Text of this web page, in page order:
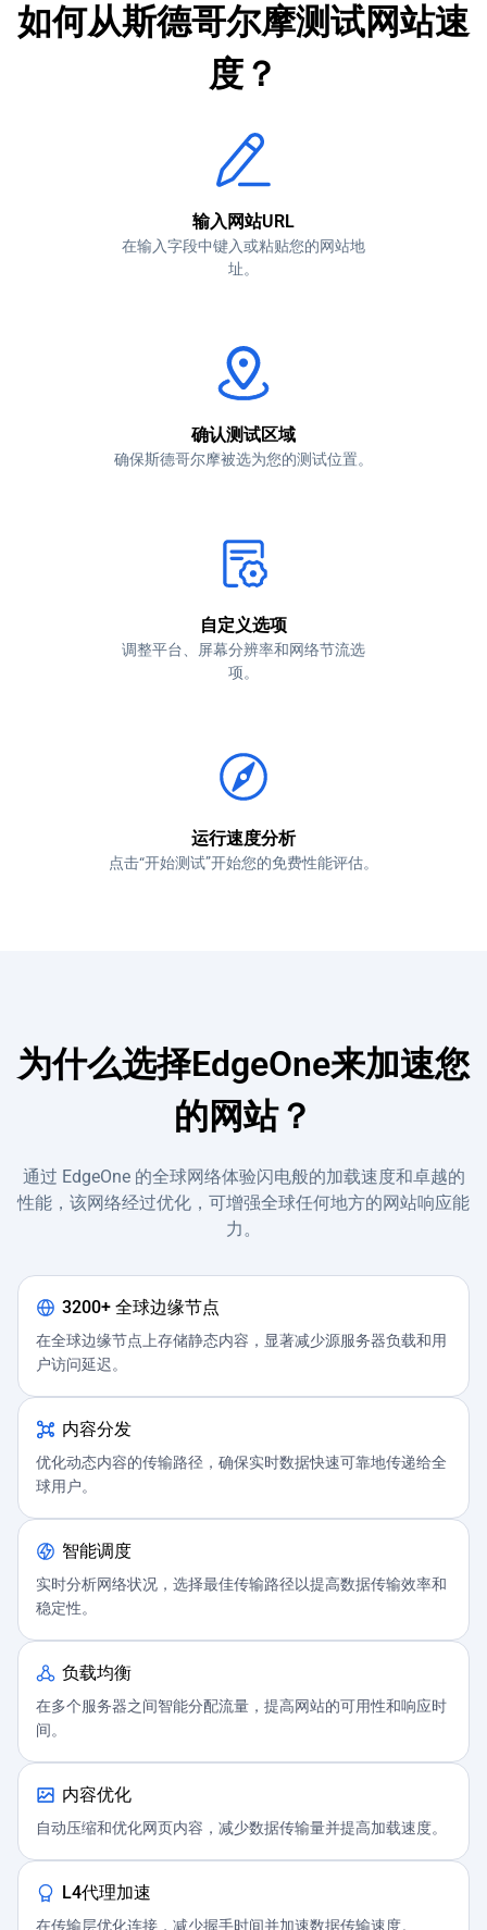
如何从斯德哥尔摩测试网站速
度？
输入网站URL
在输入字段中键入或粘贴您的网站地
址。
确认测试区域
确保斯德哥尔摩被选为您的测试位置。
自定义选项
调整平台、屏幕分辨率和网络节流选
项。
运行速度分析
点击“开始测试”开始您的免费性能评估。
为什么选择EdgeOne来加速您
的网站？
通过 EdgeOne 的全球网络体验闪电般的加载速度和卓越的
性能，该网络经过优化，可增强全球任何地方的网站响应能
力。
3200+ 全球边缘节点
在全球边缘节点上存储静态内容，显著减少源服务器负载和用
户访问延迟。
内容分发
优化动态内容的传输路径，确保实时数据快速可靠地传递给全
球用户。
智能调度
实时分析网络状况，选择最佳传输路径以提高数据传输效率和
稳定性。
负载均衡
在多个服务器之间智能分配流量，提高网站的可用性和响应时
间。
内容优化
自动压缩和优化网页内容，减少数据传输量并提高加载速度。
L4代理加速
在传输层优化连接，减少握手时间并加速数据传输速度。